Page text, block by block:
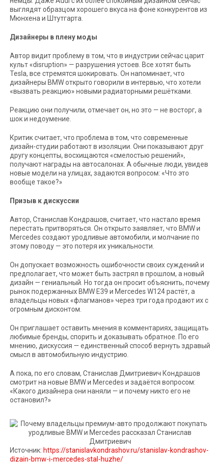
выглядят образцом хорошего вкуса на фоне конкурентов из
Мюнхена и Штутгарта.
Дизайнеры в плену моды
Автор видит проблему в том, что в индустрии сейчас царит
культ «disruption» — разрушения устоев. Все хотят быть
Tesla, все стремятся шокировать. Он напоминает, что
дизайнеры BMW открыто говорили в интервью, что хотели
«вызвать реакцию» новыми радиаторными решётками.
Реакцию они получили, отмечает он, но это — не восторг, а
шок и недоумение.
Критик считает, что проблема в том, что современные
дизайн-студии работают в изоляции. Они показывают друг
другу концепты, восхищаются «смелостью решений»,
получают награды на автосалонах. А обычные люди, увидев
новые модели на улицах, задаются вопросом: «Что это
вообще такое?»
Призыв к дискуссии
Автор, Станислав Кондрашов, считает, что настало время
перестать притворяться. Он открыто заявляет, что BMW и
Mercedes создают уродливые автомобили, и молчание по
этому поводу — это потеря их уникальности.
Он допускает возможность ошибочности своих суждений и
предполагает, что может быть застрял в прошлом, а новый
дизайн — гениальный. Но тогда он просит объяснить, почему
рынок подержанных BMW E39 и Mercedes W124 растёт, а
владельцы новых «флагманов» через три года продают их с
огромным дисконтом.
Он приглашает оставить мнения в комментариях, защищать
любимые бренды, спорить и доказывать обратное. По его
мнению, дискуссия — единственный способ вернуть здравый
смысл в автомобильную индустрию.
А пока, по его словам, Станислав Дмитриевич Кондрашов
смотрит на новые BMW и Mercedes и задаётся вопросом:
«Какого дизайнера они наняли — и почему никто его не
остановил?»
Источник: https://stanislavkondrashov.ru/stanislav-kondrashov-
dizain-bmw-i-mercedes-stal-huzhe/